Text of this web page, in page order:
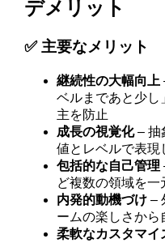
デメリット
✅ 主要なメリット
継続性の大幅向上
ベルまであと少し
主を防止
成長の視覚化– 抽
値とレベルで表現
包括的な自己管理
ど複数の領域を一
内発的動機づけ –
ームの楽しさから
柔軟なカスタマイ